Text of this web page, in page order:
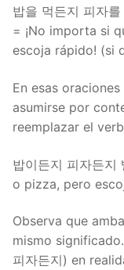
밥을 먹든지 피자
= ¡No importa si
escoja rápido! (si
En esas
asumirse por
reemplazar el
밥이든지 피자든
o pizza, pero
Observa que
mismo
피자든지) en